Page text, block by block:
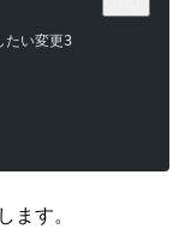
い変更3
す。